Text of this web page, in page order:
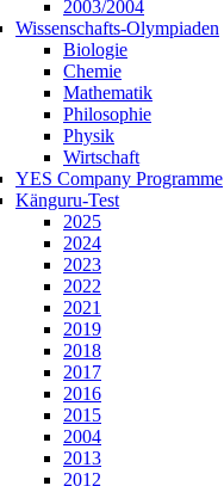
2003/2004
Wissenschafts-Olympiaden
Biologie
Chemie
Mathematik
Philosophie
Physik
Wirtschaft
YES Company Programme
Känguru-Test
2025
2024
2023
2022
2021
2019
2018
2017
2016
2015
2004
2013
2012